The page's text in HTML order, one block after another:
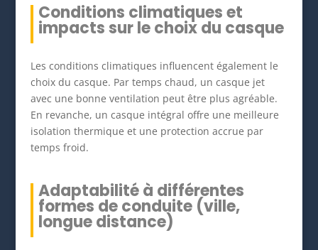
Conditions climatiques et
impacts sur le choix du casque
Les conditions climatiques influencent également le
choix du casque. Par temps chaud, un casque jet
avec une bonne ventilation peut être plus agréable.
En revanche, un casque intégral offre une meilleure
isolation thermique et une protection accrue par
temps froid.
Adaptabilité à différentes
formes de conduite (ville,
longue distance)